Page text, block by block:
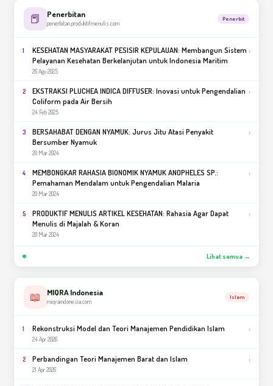
📕 Penerbitan
penerbitan.produktifmenulis.com
Penerbit
1
KESEHATAN MASYARAKAT PESISIR KEPULAUAN: Membangun Sistem
Pelayanan Kesehatan Berkelanjutan untuk Indonesia Maritim
26 Agu 2025
›
2
EKSTRAKSI PLUCHEA INDICA DIFFUSER: Inovasi untuk Pengendalian
Coliform pada Air Bersih
24 Feb 2025
›
3
BERSAHABAT DENGAN NYAMUK: Jurus Jitu Atasi Penyakit
Bersumber Nyamuk
20 Mar 2024
›
4
MEMBONGKAR RAHASIA BIONOMIK NYAMUK ANOPHELES SP.:
Pemahaman Mendalam untuk Pengendalian Malaria
20 Mar 2024
›
5
PRODUKTIF MENULIS ARTIKEL KESEHATAN: Rahasia Agar Dapat
Menulis di Majalah & Koran
20 Mar 2024
›
Lihat semua →
📖 MIQRA Indonesia
miqraindonesia.com
Islam
1 Rekonstruksi Model dan Teori Manajemen Pendidikan Islam
24 Apr 2026
›
2 Perbandingan Teori Manajemen Barat dan Islam
21 Apr 2026
›